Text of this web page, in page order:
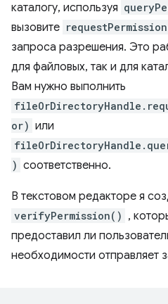
каталогу, используя
вызовите
запроса разрешения. Это
для файловых, так и для
Вам нужно выполнить
or) или
) соответственно.
В текстовом редакторе я
verifyPermission() ,
предоставил ли
необходимости отправляет